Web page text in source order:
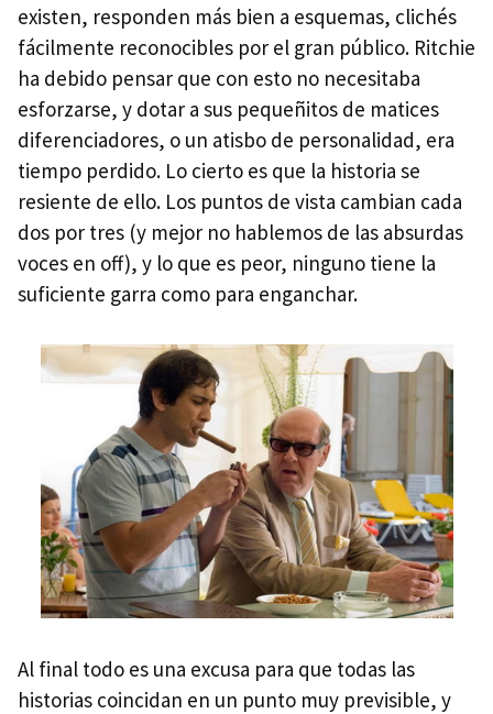
existen, responden más bien a esquemas, clichés
fácilmente reconocibles por el gran público. Ritchie
ha debido pensar que con esto no necesitaba
esforzarse, y dotar a sus pequeñitos de matices
diferenciadores, o un atisbo de personalidad, era
tiempo perdido. Lo cierto es que la historia se
resiente de ello. Los puntos de vista cambian cada
dos por tres (y mejor no hablemos de las absurdas
voces en off), y lo que es peor, ninguno tiene la
suficiente garra como para enganchar.
Al final todo es una excusa para que todas las
historias coincidan en un punto muy previsible, y